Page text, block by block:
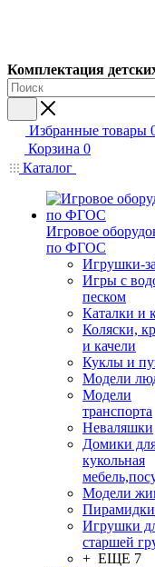
Комплектация
Избранные товары
Корзина 0
Каталог
Игровое
по ФГОС
Игрушки-
Игры с
песком
Каталки и
Коляски,
и качели
Куклы и
Модели
Модели
транспорта
Неваляшки
Домики
кукольная
Модели
Пирамидки
Игрушки
старшей
+ ЕЩЕ 7